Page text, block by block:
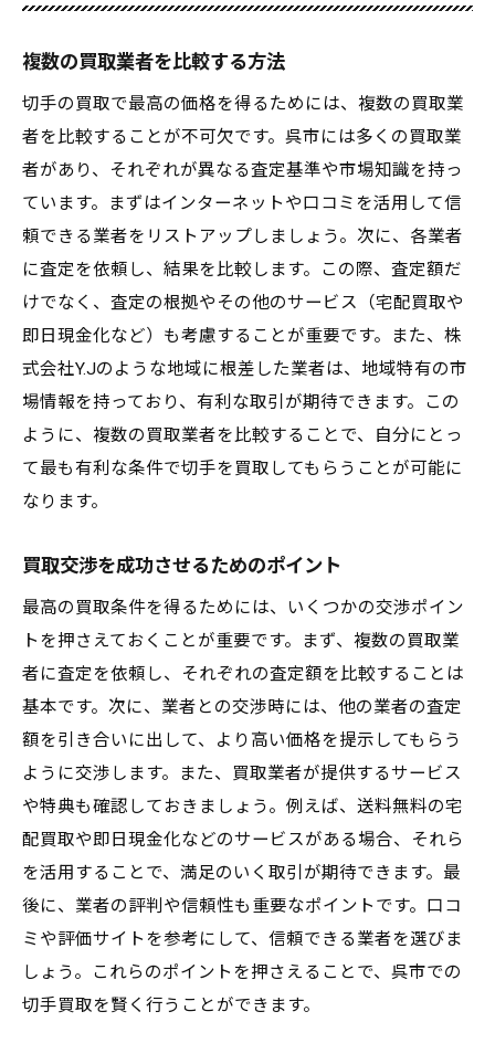
複数の買取業者を比較する方法
切手の買取で最高の価格を得るためには、複数の買取業
者を比較することが不可欠です。呉市には多くの買取業
者があり、それぞれが異なる査定基準や市場知識を持っ
ています。まずはインターネットや口コミを活用して信
頼できる業者をリストアップしましょう。次に、各業者
に査定を依頼し、結果を比較します。この際、査定額だ
けでなく、査定の根拠やその他のサービス（宅配買取や
即日現金化など）も考慮することが重要です。また、株
式会社Y.Jのような地域に根差した業者は、地域特有の市
場情報を持っており、有利な取引が期待できます。この
ように、複数の買取業者を比較することで、自分にとっ
て最も有利な条件で切手を買取してもらうことが可能に
なります。
買取交渉を成功させるためのポイント
最高の買取条件を得るためには、いくつかの交渉ポイン
トを押さえておくことが重要です。まず、複数の買取業
者に査定を依頼し、それぞれの査定額を比較することは
基本です。次に、業者との交渉時には、他の業者の査定
額を引き合いに出して、より高い価格を提示してもらう
ように交渉します。また、買取業者が提供するサービス
や特典も確認しておきましょう。例えば、送料無料の宅
配買取や即日現金化などのサービスがある場合、それら
を活用することで、満足のいく取引が期待できます。最
後に、業者の評判や信頼性も重要なポイントです。口コ
ミや評価サイトを参考にして、信頼できる業者を選びま
しょう。これらのポイントを押さえることで、呉市での
切手買取を賢く行うことができます。